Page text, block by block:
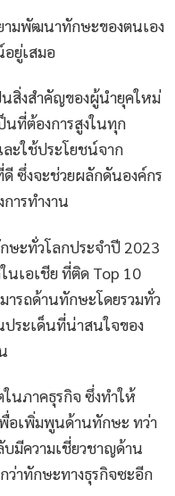
มพัฒนาทักษะของตนเอง
ยู่เสมอ
นสิ่งสำคัญของผู้นำยุคใหม่
นที่ต้องการสูงในทุก
ะใช้ประโยชน์จาก
ซึ่งจะช่วยผลักดันองค์กร
ารทำงาน
ษะทั่วโลกประจำปี 2023
เอเชีย ที่ติด Top 10
รถด้านทักษะโดยรวมทั่ว
ประเด็นที่น่าสนใจของ
ในภาคธุรกิจ ซึ่งทำให้
อเพิ่มพูนด้านทักษะ ทว่า
มีความเชี่ยวชาญด้าน
ว่าทักษะทางธุรกิจซะอีก